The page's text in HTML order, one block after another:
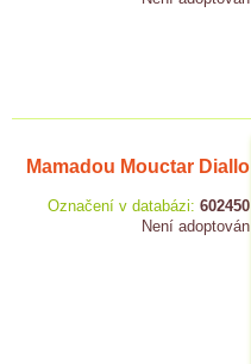
Mamadou Mouctar Diallo
Označení v databázi: 602450
Není adoptován